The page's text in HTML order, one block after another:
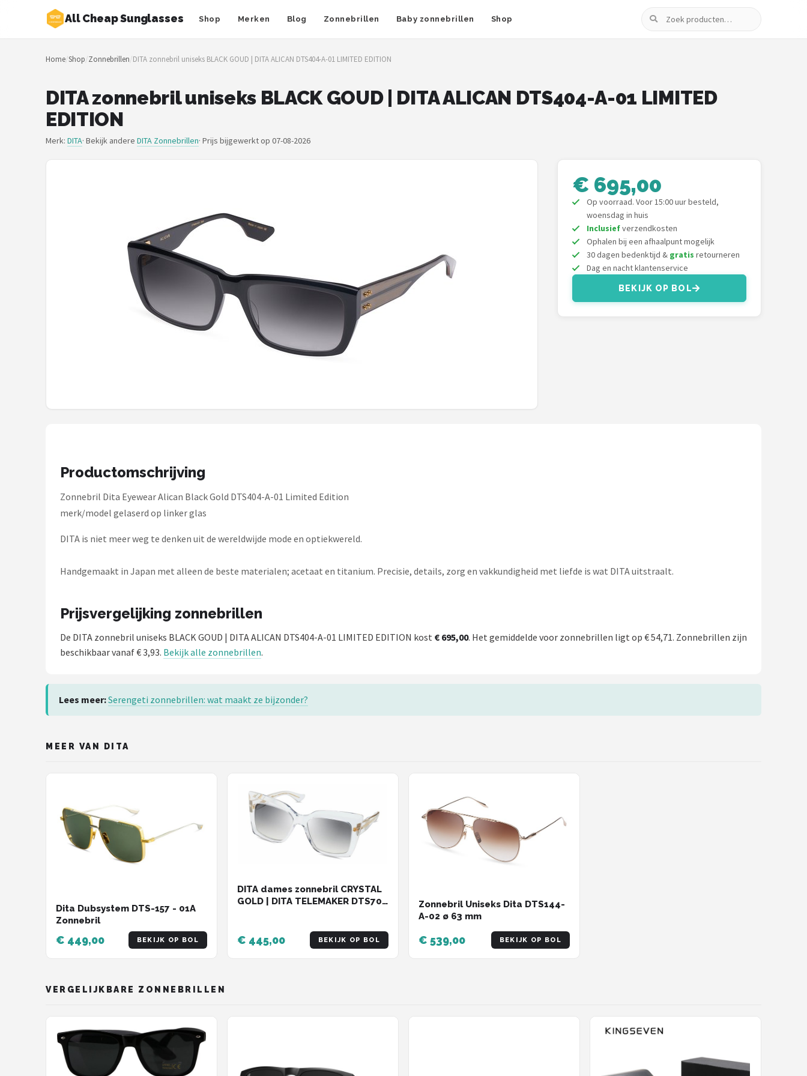
All Cheap Sunglasses Shop Merken Blog Zonnebrillen Baby zonnebrillen Shop
Zoeken
Zoeken
NAVIGATIE
Merken
Blog
Fako Sunglasses®
Serengeti
Alle merken →
Home/Shop/Zonnebrillen/DITA zonnebril uniseks BLACK GOUD | DITA ALICAN DTS404-A-01 LIMITED EDITION
DITA zonnebril uniseks BLACK GOUD | DITA ALICAN DTS404-A-01 LIMITED
EDITION
Merk: DITA· Bekijk andere DITA Zonnebrillen· Prijs bijgewerkt op 07-08-2026
€ 695,00
Op voorraad. Voor 15:00 uur besteld,
woensdag in huis
Inclusiefverzendkosten
Ophalen bij een afhaalpunt mogelijk
30 dagen bedenktijd & gratis retourneren
Dag en nacht klantenservice
BEKIJK OP BOL
Productomschrijving
Zonnebril Dita Eyewear Alican Black Gold DTS404-A-01 Limited Edition
merk/model gelaserd op linker glas
DITA is niet meer weg te denken uit de wereldwijde mode en optiekwereld.
Handgemaakt in Japan met alleen de beste materialen; acetaat en titanium. Precisie, details, zorg en vakkundigheid met liefde is wat DITA uitstraalt.
Prijsvergelijking zonnebrillen
De DITA zonnebril uniseks BLACK GOUD | DITA ALICAN DTS404-A-01 LIMITED EDITION kost € 695,00. Het gemiddelde voor zonnebrillen ligt op € 54,71. Zonnebrillen zijn
beschikbaar vanaf € 3,93. Bekijk alle zonnebrillen.
Lees meer:Serengeti zonnebrillen: wat maakt ze bijzonder?
MEER VAN DITA
Dita Dubsystem DTS-157 - 01A
Zonnebril
€ 449,00 BEKIJK OP BOL
DITA dames zonnebril CRYSTAL
GOLD | DITA TELEMAKER DTS704
€ 445,00 BEKIJK OP BOL
Zonnebril Uniseks Dita DTS144-
A-02 ø 63 mm
€ 539,00 BEKIJK OP BOL
VERGELIJKBARE ZONNEBRILLEN